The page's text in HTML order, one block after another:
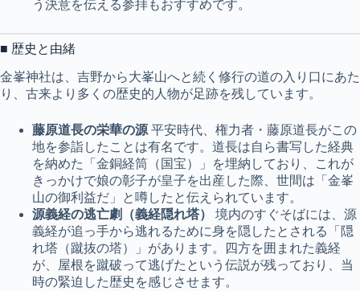
う決意を伝える参拝もおすすめです。
■ 歴史と由緒
金峯神社は、吉野から大峯山へと続く修行の道の入り口にあた
り、古来より多くの歴史的人物が足跡を残しています。
藤原道長の栄華の源 平安時代、権力者・藤原道長がこの
地を参詣したことは有名です。道長は自ら書写した経典
を納めた「金銅経筒（国宝）」を埋納しており、これが
きっかけで娘の彰子が皇子を出産した際、世間は「金峯
山の御利益だ」と噂したと伝えられています。
源義経の逃亡劇（義経隠れ塔）
境内のすぐそばには、源
義経が追っ手から逃れるために身を隠したとされる「隠
れ塔（蹴抜の塔）」があります。四方を囲まれた義経
が、屋根を蹴破って逃げたという伝説が残っており、当
時の緊迫した歴史を感じさせます。